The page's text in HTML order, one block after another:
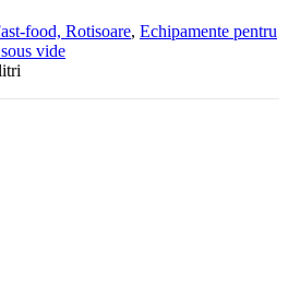
food, Rotisoare, Echipamente pentru
vide